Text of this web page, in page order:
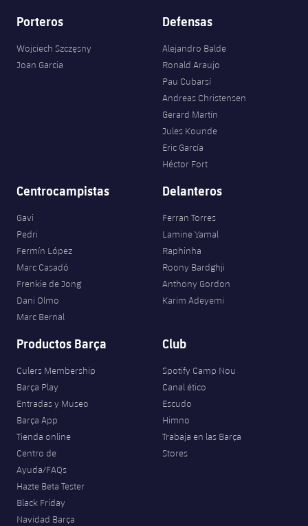
Porteros
Wojciech Szczęsny
Joan Garcia
Defensas
Alejandro Balde
Ronald Araujo
Pau Cubarsí
Andreas Christensen
Gerard Martín
Jules Kounde
Eric García
Héctor Fort
Centrocampistas
Gavi
Pedri
Fermín López
Marc Casadó
Frenkie de Jong
Dani Olmo
Marc Bernal
Delanteros
Ferran Torres
Lamine Yamal
Raphinha
Roony Bardghji
Anthony Gordon
Karim Adeyemi
Productos Barça
Culers Membership
Barça Play
Entradas y Museo
Barça App
Tienda online
Centro de
Ayuda/FAQs
Hazte Beta Tester
Black Friday
Navidad Barça
Club
Spotify Camp Nou
Canal ético
Escudo
Himno
Trabaja en las Barça
Stores